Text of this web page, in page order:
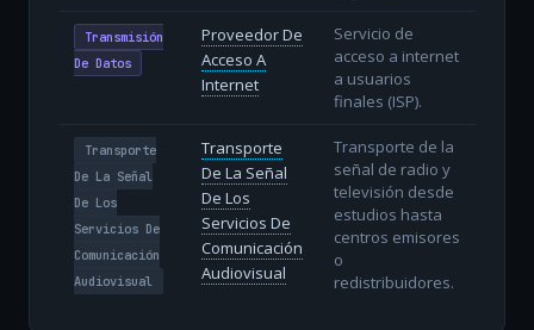
Transmisión
De Datos
Proveedor De
Acceso A
Internet
Servicio de
acceso a internet
a usuarios
finales (ISP).
Transporte
De La Señal
De Los
Servicios De
Comunicación
Audiovisual
Transporte
De La Señal
De Los
Servicios De
Comunicación
Audiovisual
Transporte de la
señal de radio y
televisión desde
estudios hasta
centros emisores
o
redistribuidores.